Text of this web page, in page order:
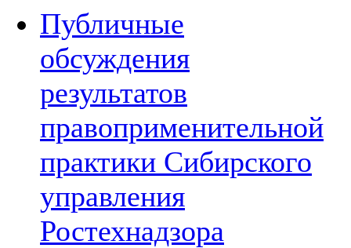
Публичные
обсуждения
результатов
правоприменительной
практики Сибирского
управления
Ростехнадзора